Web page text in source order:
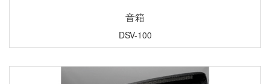
音箱
DSV-100